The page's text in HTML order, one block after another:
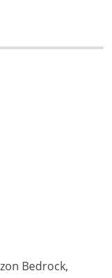
Bedrock,